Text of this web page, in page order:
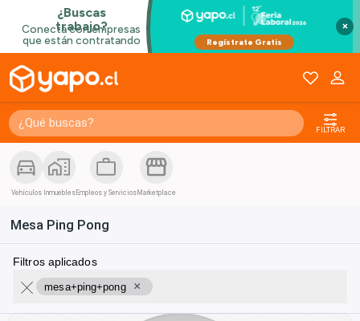
×
FILTRAR
Vehículos Inmuebles Empleos y Servicios Marketplace
Mesa Ping Pong
Filtros aplicados
mesa+ping+pong ×